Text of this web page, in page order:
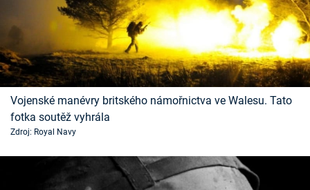
Vojenské manévry britského námořnictva ve Walesu. Tato
fotka soutěž vyhrála
Zdroj: Royal Navy